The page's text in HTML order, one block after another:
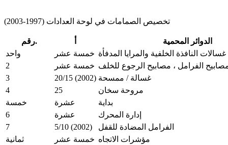
تخصيص الصمامات في لوحة العدادات (1997-2003)
رقم.
الدوائر المحمية
واحد
خمسة عشر غسالات النافذة الخلفية والمرايا المدفأة
2
خمسة عشر الفرامل ، مصابيح الرجوع للخلف
3
20/15 (2002) غسالة / ممسحة
4
25
مروحة سخان
خمسة
عشرة
بداية
6
عشرة
إدارة المحرك
7
5/10 (2002)
الفرامل المضادة للقفل
ثمانية
خمسة عشر مؤشرات الاتجاه